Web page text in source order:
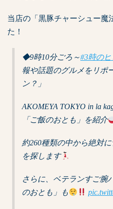
当店の「黒豚チャーシュー魔
た！
◆9時10分ごろ～#3時の
報や話題のグルメをリポ
ン？」
AKOMEYA TOKYO in la
「ご飯のおとも」を紹介
約260種類の中から絶対
を探します
さらに、ベテランすご腕
のおとも」も